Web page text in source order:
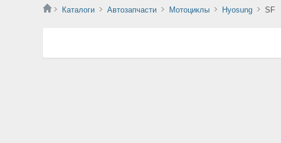
Каталоги Автозапчасти Мотоциклы Hyosung SF